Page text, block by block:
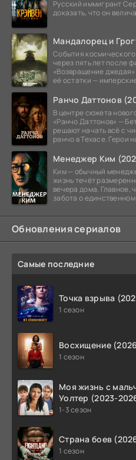
Русский иммигрант
доказать, что он
Мандалорец и
События
через пять лет после
«Возвращение
её остатки —
Ранчо Даттонов
В центре сюжета
«Ранчо Даттонов» —
решают начать всё с
ранчо в Техасе. Герои
Менеджер Ким
Ким — обычный
жизнь течёт
вечера дома. Главное,
забота о
Обновления сериалов
Самые последние
Точка взрыва
1 сезон
Восхищение
1 сезон
Моя жизнь с
Уолтер (2023-
1-3 сезон
Страна боев
1 сезон